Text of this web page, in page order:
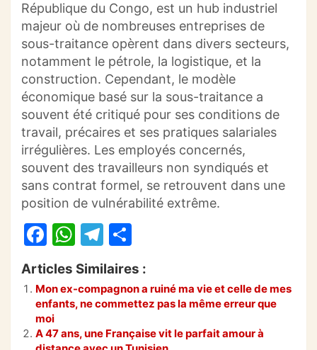
République du Congo, est un hub industriel
majeur où de nombreuses entreprises de
sous-traitance opèrent dans divers secteurs,
notamment le pétrole, la logistique, et la
construction. Cependant, le modèle
économique basé sur la sous-traitance a
souvent été critiqué pour ses conditions de
travail, précaires et ses pratiques salariales
irrégulières. Les employés concernés,
souvent des travailleurs non syndiqués et
sans contrat formel, se retrouvent dans une
position de vulnérabilité extrême.
F
a
c
e
b
W
h
at
s
A
T
el
e
gr
a
ta
g
er
Articles Similaires :
Mon ex-compagnon a ruiné ma vie et celle de mes
enfants, ne commettez pas la même erreur que
moi
A 47 ans, une Française vit le parfait amour à